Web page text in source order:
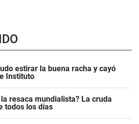
estirar la buena racha y cayó
Instituto
resaca mundialista? La cruda
todos los días